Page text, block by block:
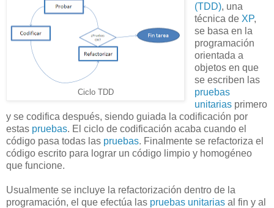
Ciclo TDD
(TDD), una
técnica de XP,
se basa en la
programación
orientada a
objetos en que
se escriben las
pruebas
unitariasprimero
y se codifica después, siendo guiada la codificación por
estas pruebas. El ciclo de codificación acaba cuando el
código pasa todas las pruebas. Finalmente se refactoriza el
código escrito para lograr un código limpio y homogéneo
que funcione.
Usualmente se incluye la refactorización dentro de la
programación, el que efectúa las pruebas unitarias al fin y al